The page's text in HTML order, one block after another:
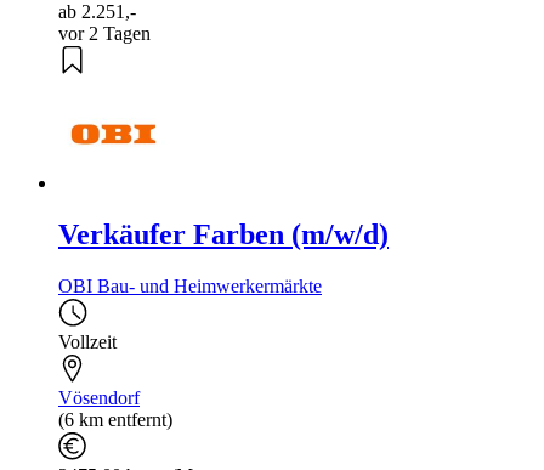
ab 2.251,-
vor 2 Tagen
Verkäufer Farben (m/w/d)
OBI Bau- und Heimwerkermärkte
Vollzeit
Vösendorf
(6 km entfernt)